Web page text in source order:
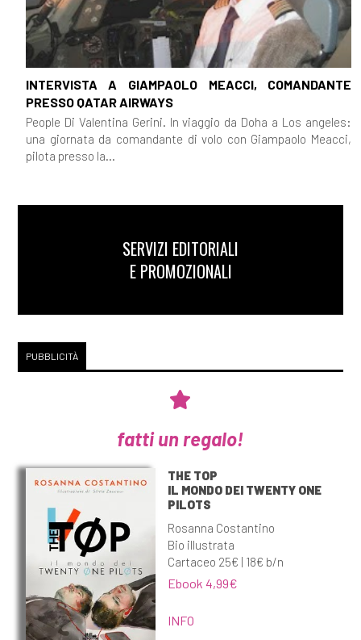
INTERVISTA A GIAMPAOLO MEACCI, COMANDANTE
PRESSO QATAR AIRWAYS
People Di Valentina Gerini. In viaggio da Doha a Los angeles:
una giornata da comandante di volo con Giampaolo Meacci,
pilota presso la...
SERVIZI EDITORIALI
E PROMOZIONALI
PUBBLICITÀ
fatti un regalo!
THE TOP
IL MONDO DEI TWENTY ONE
PILOTS
Rosanna Costantino
Bio illustrata
Cartaceo 25€ | 18€ b/n
Ebook 4,99€
INFO